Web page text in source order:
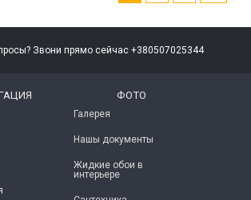
Звони прямо сейчас +380507025344
ФОТО
Галерея
Нашы документы
Жидкие обои в
интерьере